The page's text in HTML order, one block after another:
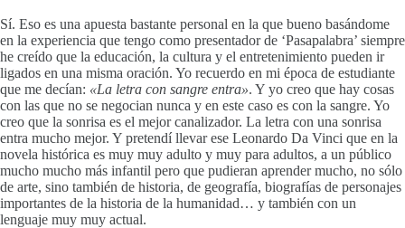
Sí. Eso es una apuesta bastante personal en la que bueno basándome
en la experiencia que tengo como presentador de ‘Pasapalabra’ siempre
he creído que la educación, la cultura y el entretenimiento pueden ir
ligados en una misma oración. Yo recuerdo en mi época de estudiante
que me decían: «La letra con sangre entra». Y yo creo que hay cosas
con las que no se negocian nunca y en este caso es con la sangre. Yo
creo que la sonrisa es el mejor canalizador. La letra con una sonrisa
entra mucho mejor. Y pretendí llevar ese Leonardo Da Vinci que en la
novela histórica es muy muy adulto y muy para adultos, a un público
mucho mucho más infantil pero que pudieran aprender mucho, no sólo
de arte, sino también de historia, de geografía, biografías de personajes
importantes de la historia de la humanidad… y también con un
lenguaje muy muy actual.